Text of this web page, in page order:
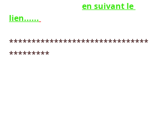
en suivant le
lien......
*******************************
*********